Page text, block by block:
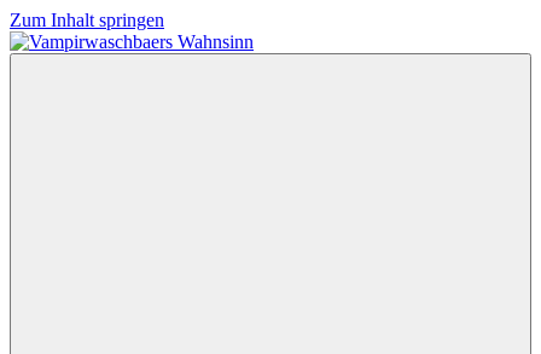
Zum Inhalt springen